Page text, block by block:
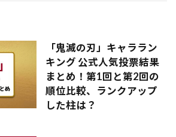
「鬼滅の刃」キャララン
キング 公式人気投票結果
まとめ！第1回と第2回の
順位比較、ランクアップ
した柱は？